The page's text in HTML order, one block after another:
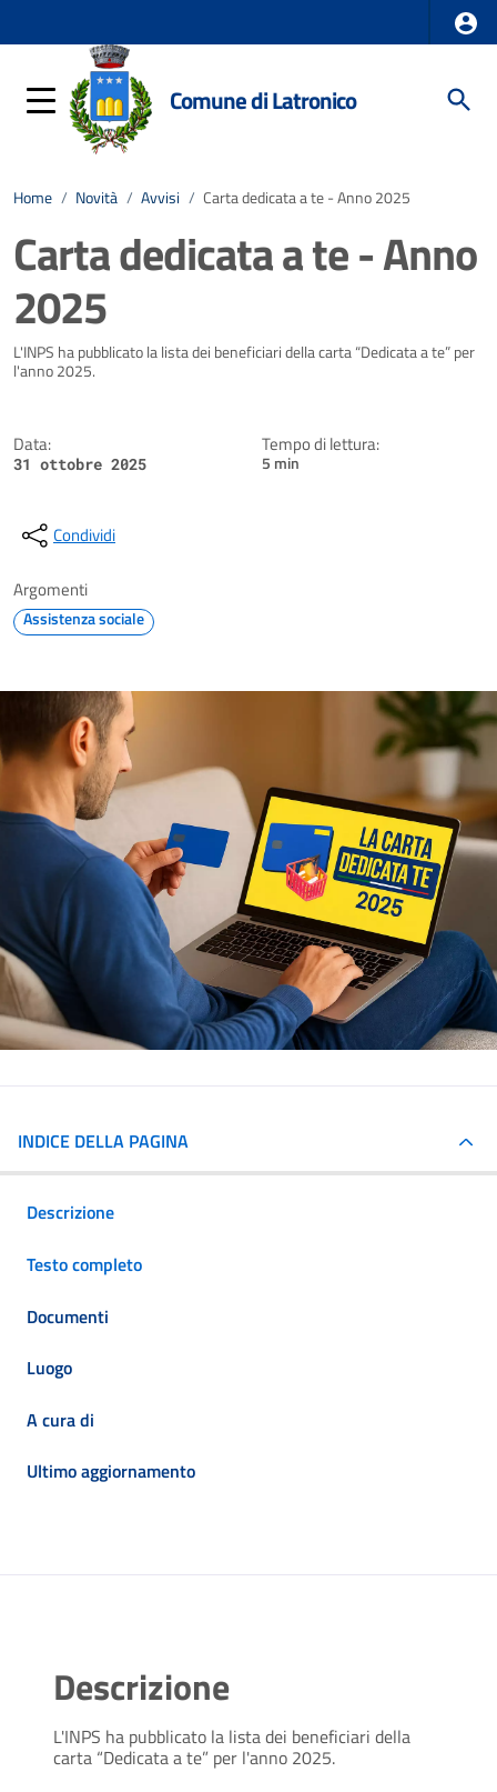
Comune di Latronico
Home / Novità / Avvisi / Carta dedicata a te - Anno 2025
Carta dedicata a te - Anno
2025
Dettagli della notizia
L'INPS ha pubblicato la lista dei beneficiari della carta “Dedicata a te” per
l'anno 2025.
Data:
31 ottobre 2025
Tempo di lettura:
5 min
Condividi
Argomenti
Assistenza sociale
INDICE DELLA PAGINA
Descrizione
Testo completo
Documenti
Luogo
A cura di
Ultimo aggiornamento
Descrizione
L'INPS ha pubblicato la lista dei beneficiari della
carta “Dedicata a te” per l'anno 2025.